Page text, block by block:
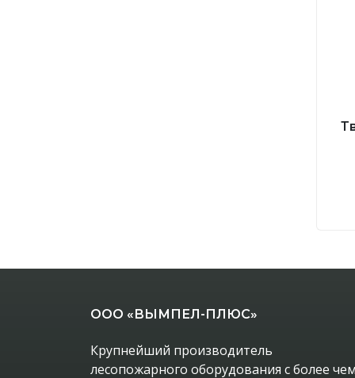
ООО «ВЫМПЕЛ-ПЛЮС»
Крупнейший производитель
лесопожарного оборудования с более